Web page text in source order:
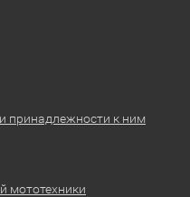
принадлежности к ним
мототехники